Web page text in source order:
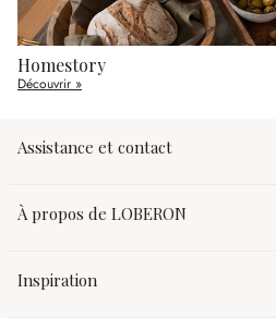
Homestory
Découvrir »
Assistance et contact
À propos de LOBERON
Inspiration